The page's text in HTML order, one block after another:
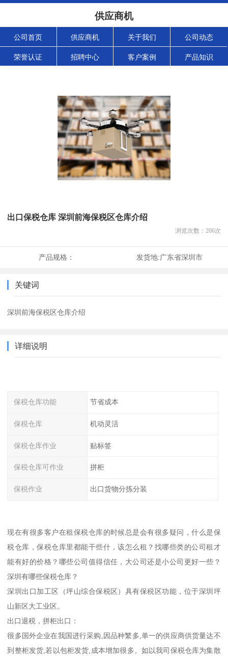
供应商机
公司首页 供应商机 关于我们 公司动态
荣誉认证 招聘中心 客户案例 产品知识
出口保税仓库 深圳前海保税区仓库介绍
浏览次数： 206次
产品规格： 发货地:广东省深圳市
关键词
深圳前海保税区仓库介绍
详细说明
保税仓库功能 节省成本
保税仓库 机动灵活
保税仓库作业 贴标签
保税仓库可作业 拼柜
保税作业 出口货物分拣分装
现在有很多客户在租保税仓库的时候总是会有很多疑问，什么是保
税仓库，保税仓库里都能干些什，该怎么租？找哪些类的公司租才
能有好的价格？哪些公司值得信任，大公司还是小公司更好一些？
深圳有哪些保税仓库？
深圳出口加工区（坪山综合保税区）具有保税区功能，位于深圳坪
山新区大工业区。
出口退税，拼柜出口：
很多国外企业在我国进行采购,因品种繁多,单一的供应商供货量达不
到整柜发货,若以包柜发货,成本增加很多。如以我司保税仓库为集散